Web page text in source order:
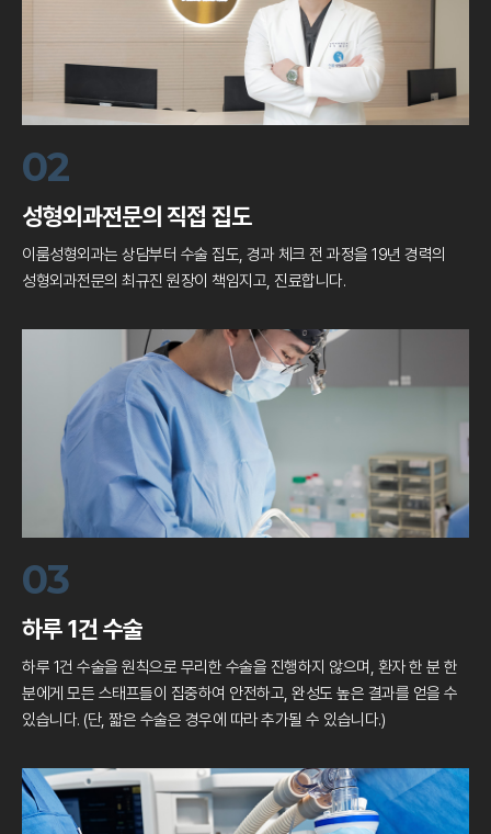
02
성형외과전문의 직접 집도
이룸성형외과는 상담부터 수술 집도, 경과 체크전 과정을 19년 경력의
성형외과전문의 최규진 원장이 책임지고, 진료합니다.
03
하루 1건 수술
하루 1건 수술을 원칙으로 무리한 수술을 진행하지 않으며, 환자 한 분 한
분에게 모든 스태프들이 집중하여 안전하고,완성도 높은 결과를 얻을 수
있습니다. (단, 짧은 수술은 경우에 따라 추가될 수 있습니다.)